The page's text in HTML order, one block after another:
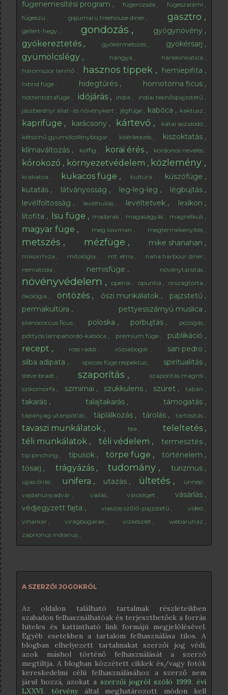
fügenemesítési program fügerozsda
fügeszalámi
fügeszú
gajumaru treehouse diner gasztro
gellért-hegy gondozás gyógynövény
gyökereztetés gyökérmetszés gyökérsarj
gyümölcslégy hangya
harlekinkatica
háromszor termő
hasznos tippek hemiepifita
hibrid füge hidegtűrés homotoma ficus
hottentottafüge időjárás india
indiai teknőspajzstetű
jászberényi állat- és növénykert
jégfüge kabóca kaktusz
kaprifüge karácsony kártevő
kátai aszalódó
kétszínű gyümölcsfénybogár
kísérletezés
kiszoktatás
klímaváltozás
koffig korai érés kordonos nevelés
kórokozó környezetvédelem közlemény
krakatoa kukacos füge kultúra
kúszófüge
kutatás
látványosság leg-leg-leg
légbujtás
levélfoltosság
levélhullás levéltetvek
lexikon
litofita
lsu füge madarak magaságyás magnélküli
magyar füge meg lowman megtermékenyítés
metszés mézfüge mike shanahan
mikorrhiza mitológia mt. etna
naha harbour diner
nematoda
nemisfüge növénytársítás
növényvédelem openai opuntia
országtorta
ökológia
öntözés őszi munkálatok
pajzstetű
permakultúra
pettyesszárnyú muslica
planococcus ficus poloska porbujtás
pozsgás
pöttyös lámpahordó-kabóca
prémium füge publikáció
recept ross raddi rózsabogár
san pedro
silba adipata
spicces füge respektus spiritualitás
steve bradt szaporítás
szaporítás magról
szikomorfa
szmirnai szukkulens szüret tabán
takarás talajtakarás támogatás
tápanyag utánpótlás táplálkozás tárolás tartósítás
tavaszi munkálatok tea
teleltetés
téli munkálatok
téli védelem termesztés
tip pinching típusok törpe füge
történelem
tősarj
trágyázás tudomány turizmus
ujjas óriás unifera utazás ültetés
ünnep
vajdahunyadvár
vallás városliget
vásárlás
védjegyzett fajta
viaszos szőlő-pajzstetű
videó
viharkár
virágbogarak vízkészlet
webáruház
zaprionus indianus
A SZERZŐI JOGOKRÓL
Az oldalon található tartalmak részleteikben
szabadon felhasználhatóak és terjeszthetőek a forrás
hiteles és kattintható link formájú megjelölésével.
Egyéb esetekben a tartalom felhasználása tilos. A
blogban elhelyezett tartalmakat szerzői jog védi,
azok máshol történő felhasználását a szerző
megtiltja. A blogban közzétett cikkek és/vagy fotók
kereskedelmi célú felhasználásához a szerző nem
járul hozzá, azokat a szerzői jogról szóló 1999. évi
LXXVI. törvényáltal meghatározott módon kell